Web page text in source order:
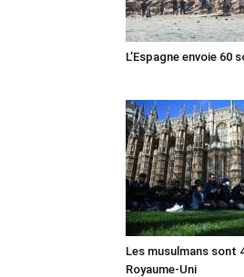
L’Espagne envoie 60
Les musulmans sont
Royaume-Uni